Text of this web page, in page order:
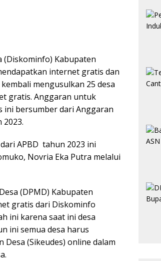
(Diskominfo) Kabupaten
internet gratis dan
mengusulkan 25 desa
gratis. Anggaran untuk
ini bersumber dari Anggaran
APBD tahun 2023 ini
Novria Eka Putra melalui
(DPMD) Kabupaten
gratis dari Diskominfo
ini karena saat ini desa
ini semua desa harus
(Sikeudes) online dalam